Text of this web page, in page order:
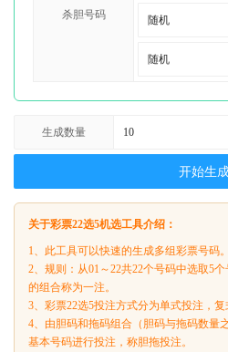
杀胆号码
生成数量
开始生
关于彩票22选5机选工具介绍：
1、此工具可以快速的生成多组彩票号码。
2、规则：从01～22共22个号码中选取5
的组合称为一注。
3、彩票22选5投注方式分为单式投注，
4、由胆码和拖码组合（胆码与拖码数量
基本号码进行投注，称胆拖投注。